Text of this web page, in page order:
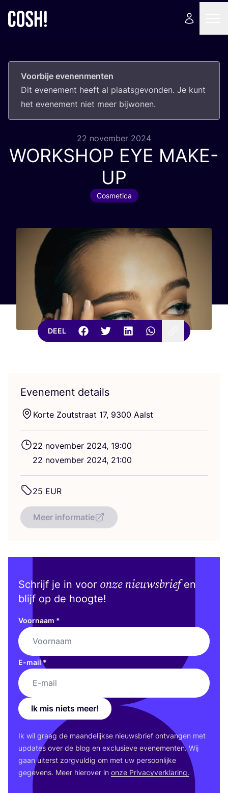
Voorbije evenenmenten
Dit eve­ne­ment heeft al plaats­ge­von­den. Je kunt
het eve­ne­ment niet meer bijwonen.
22 november 2024
WORKSHOP EYE MAKE-
UP
Cosmetica
DEEL
Evenement details
Kor­te Zout­straat 17, 9300 Aalst
22 novem­ber 2024, 19:00
22 novem­ber 2024, 21:00
25 EUR
Meer informatie
Schrijf je in voor onze nieuwsbriefen
blijf op de hoogte!
Voornaam *
E-mail*
Ik mis niets meer!
Ik wil graag de maan­de­lijk­se nieuws­brief ont­van­gen met
upda­tes over de blog en exclu­sie­ve eve­ne­men­ten. Wij
gaan uiterst zorg­vul­dig om met uw per­soon­lij­ke
gege­vens. Meer hier­over in onze Pri­va­cy­ver­kla­ring.